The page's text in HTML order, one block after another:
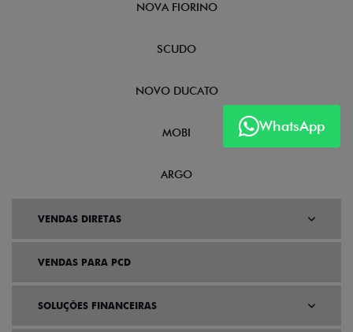
WhatsApp
NOVA FIORINO
SCUDO
NOVO DUCATO
MOBI
ARGO
VENDAS DIRETAS
VENDAS PARA PCD
SOLUÇÕES FINANCEIRAS